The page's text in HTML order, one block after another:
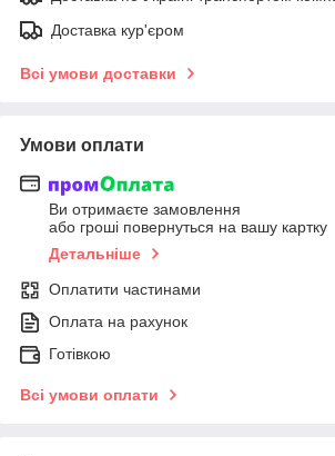
Доставка кур'єром
Всі умови доставки
Умови оплати
Ви отримаєте замовлення
або гроші повернуться на вашу картку
Детальніше
Оплатити частинами
Оплата на рахунок
Готівкою
Всі умови оплати